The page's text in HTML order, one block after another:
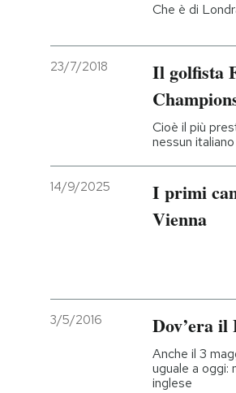
SHOP
Entra
Che è di
23/7/2018
Il golfista
Cioè il più
nessun
14/9/2025
I primi
Vienna
3/5/2016 Dov’era
Anche il 3
uguale a oggi:
inglese